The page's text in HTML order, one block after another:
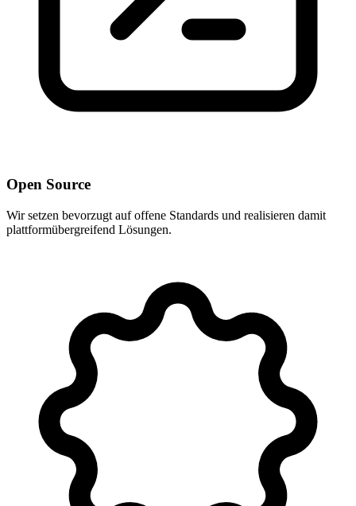
Open Source
Wir setzen bevorzugt auf offene Standards und realisieren damit
plattformübergreifend Lösungen.